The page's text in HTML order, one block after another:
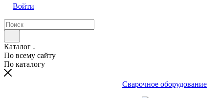
Войти
Каталог
По всему сайту
По каталогу
Сварочное оборудование